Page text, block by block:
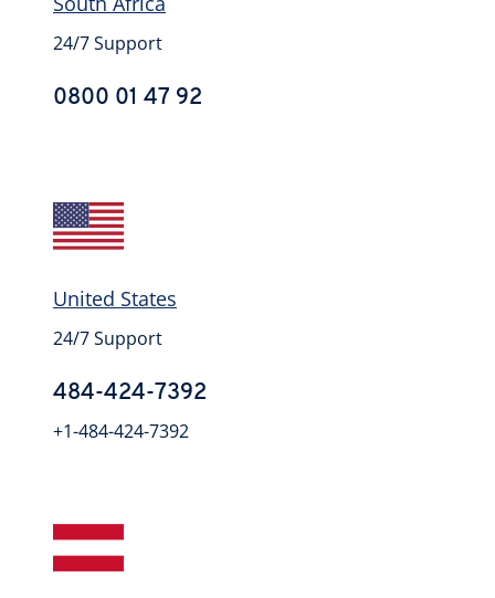
24/7 Support
0800 01 47 92
United States
24/7 Support
484-424-7392
+1-484-424-7392